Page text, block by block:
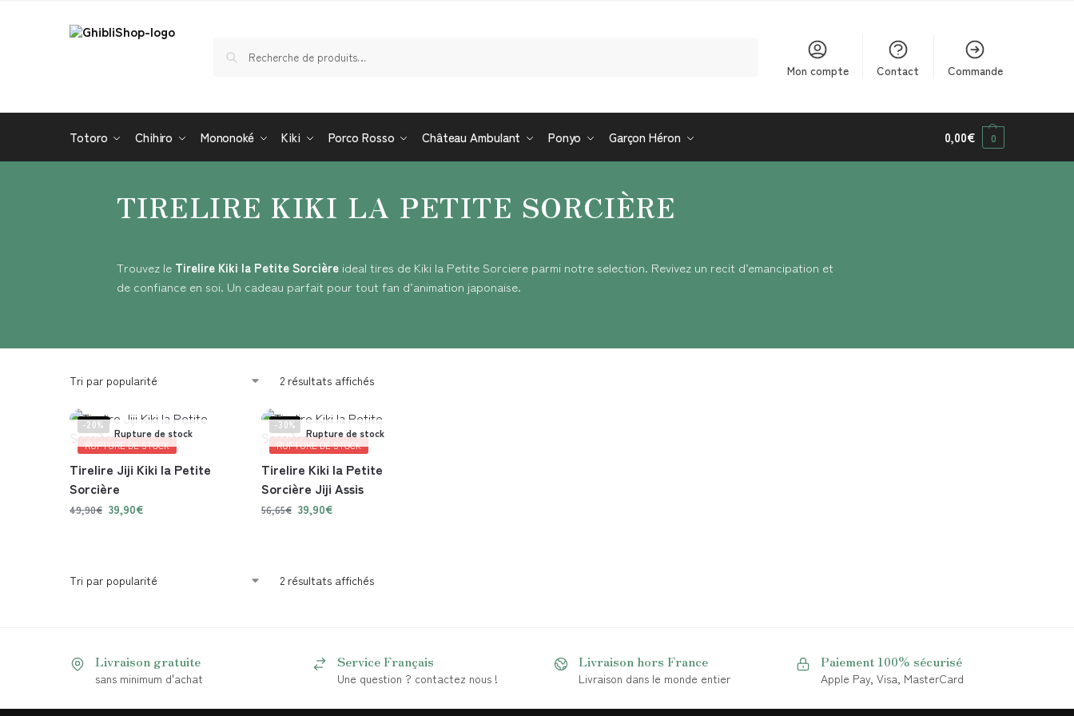
Mon compte Contact Commande
Totoro Chihiro Mononoké Kiki Porco Rosso Château Ambulant Ponyo Garçon Héron 0,00€ 0
TIRELIRE KIKI LA PETITE SORCIÈRE
Trouvez le Tirelire Kiki la Petite Sorcièreideal tires de Kiki la Petite Sorciere parmi notre selection. Revivez un recit d’emancipation et
de confiance en soi. Un cadeau parfait pour tout fan d’animation japonaise.
2 résultats affichés
-20%
RUPTURE DE STOCK
Rupture de stock
Tirelire Jiji Kiki la Petite
Sorcière
49,90€ 39,90€
-30%
RUPTURE DE STOCK
Rupture de stock
Tirelire Kiki la Petite
Sorcière Jiji Assis
56,65€ 39,90€
2 résultats affichés
Livraison gratuite
sans minimum d'achat
Service Français
Une question ? contactez nous !
Livraison hors France
Livraison dans le monde entier
Paiement 100% sécurisé
Apple Pay, Visa, MasterCard